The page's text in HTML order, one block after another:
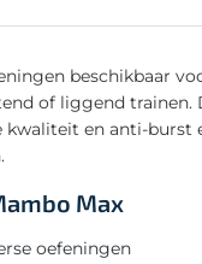
beschikbaar
of liggend
en anti-burst
Max
oefeningen